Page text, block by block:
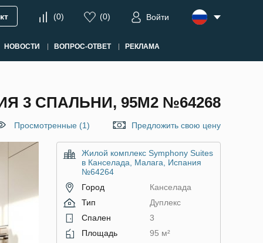
(0) (0) Войти
НОВОСТИ ВОПРОС-ОТВЕТ РЕКЛАМА
3 СПАЛЬНИ, 95М2 №64268
Просмотренные (1) Предложить свою цену
Жилой комплекс Symphony Suites
в Канселада, Малага, Испания
№64264
Город
Канселада
Тип
Дуплекс
Спален
3
Площадь
95 м²